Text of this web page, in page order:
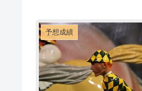
予想成績